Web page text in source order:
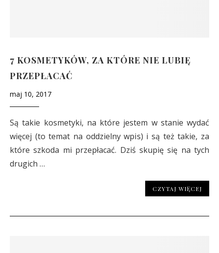
7 KOSMETYKÓW, ZA KTÓRE NIE LUBIĘ
PRZEPŁACAĆ
maj 10, 2017
Są takie kosmetyki, na które jestem w stanie wydać
więcej (to temat na oddzielny wpis) i są też takie, za
które szkoda mi przepłacać. Dziś skupię się na tych
drugich …
CZYTAJ WIĘCEJ